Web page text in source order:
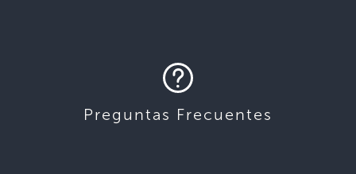
Preguntas Frecuentes